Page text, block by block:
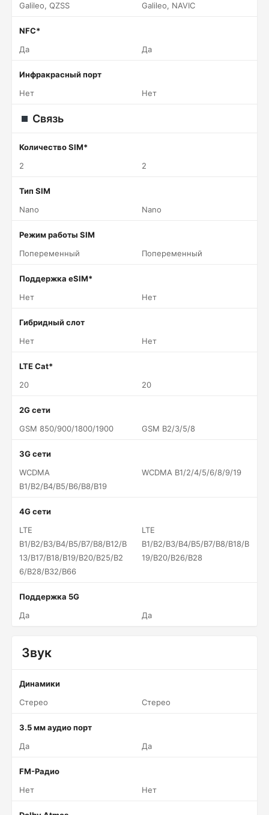
Galileo, QZSS
Galileo, NAVIC
NFC*
Да
Да
Инфракрасный порт
Нет
Нет
Связь
Количество SIM*
2
2
Тип SIM
Nano
Nano
Режим работы SIM
Попеременный
Попеременный
Поддержка eSIM*
Нет
Нет
Гибридный слот
Нет
Нет
LTE Cat*
20
20
2G сети
GSM 850/900/1800/1900
GSM B2/3/5/8
3G сети
WCDMA
B1/B2/B4/B5/B6/B8/B19
WCDMA B1/2/4/5/6/8/9/19
4G сети
LTE
B1/B2/B3/B4/B5/B7/B8/B12/B
13/B17/B18/B19/B20/B25/B2
6/B28/B32/B66
LTE
B1/B2/B3/B4/B5/B7/B8/B18/B
19/B20/B26/B28
Поддержка 5G
Да
Да
Звук
Динамики
Стерео
Стерео
3.5 мм аудио порт
Да
Да
FM-Радио
Нет
Нет